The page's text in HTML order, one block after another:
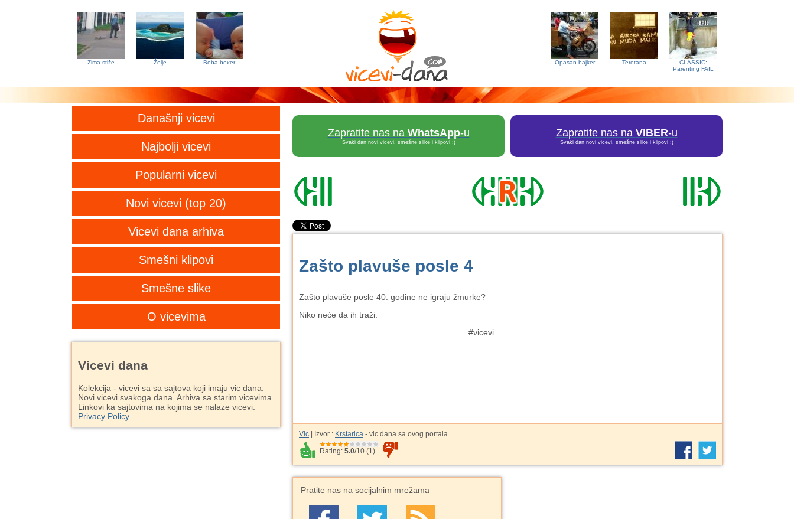
Zima stiže Želje Beba boxer
CLASSIC:
Parenting FAIL
Teretana
Opasan bajker
Današnji vicevi
Najbolji vicevi
Popularni vicevi
Novi vicevi (top 20)
Vicevi dana arhiva
Smešni klipovi
Smešne slike
O vicevima
Zapratite nas na WhatsApp-u
Svaki dan novi vicevi, smešne slike i klipovi :)
Zapratite nas na VIBER-u
Svaki dan novi vicevi, smešne slike i klipovi :)
Zašto plavuše posle 4
Zašto plavuše posle 40. godine ne igraju žmurke?
Niko neće da ih traži.
#vicevi
Vic | Izvor : Krstarica - vic dana sa ovog portala
Rating: 5.0/10 (1)
Pratite nas na socijalnim mrežama
Vicevi dana
Kolekcija - vicevi sa sa sajtova koji imaju vic dana.
Novi vicevi svakoga dana. Arhiva sa starim vicevima.
Linkovi ka sajtovima na kojima se nalaze vicevi.
Privacy Policy